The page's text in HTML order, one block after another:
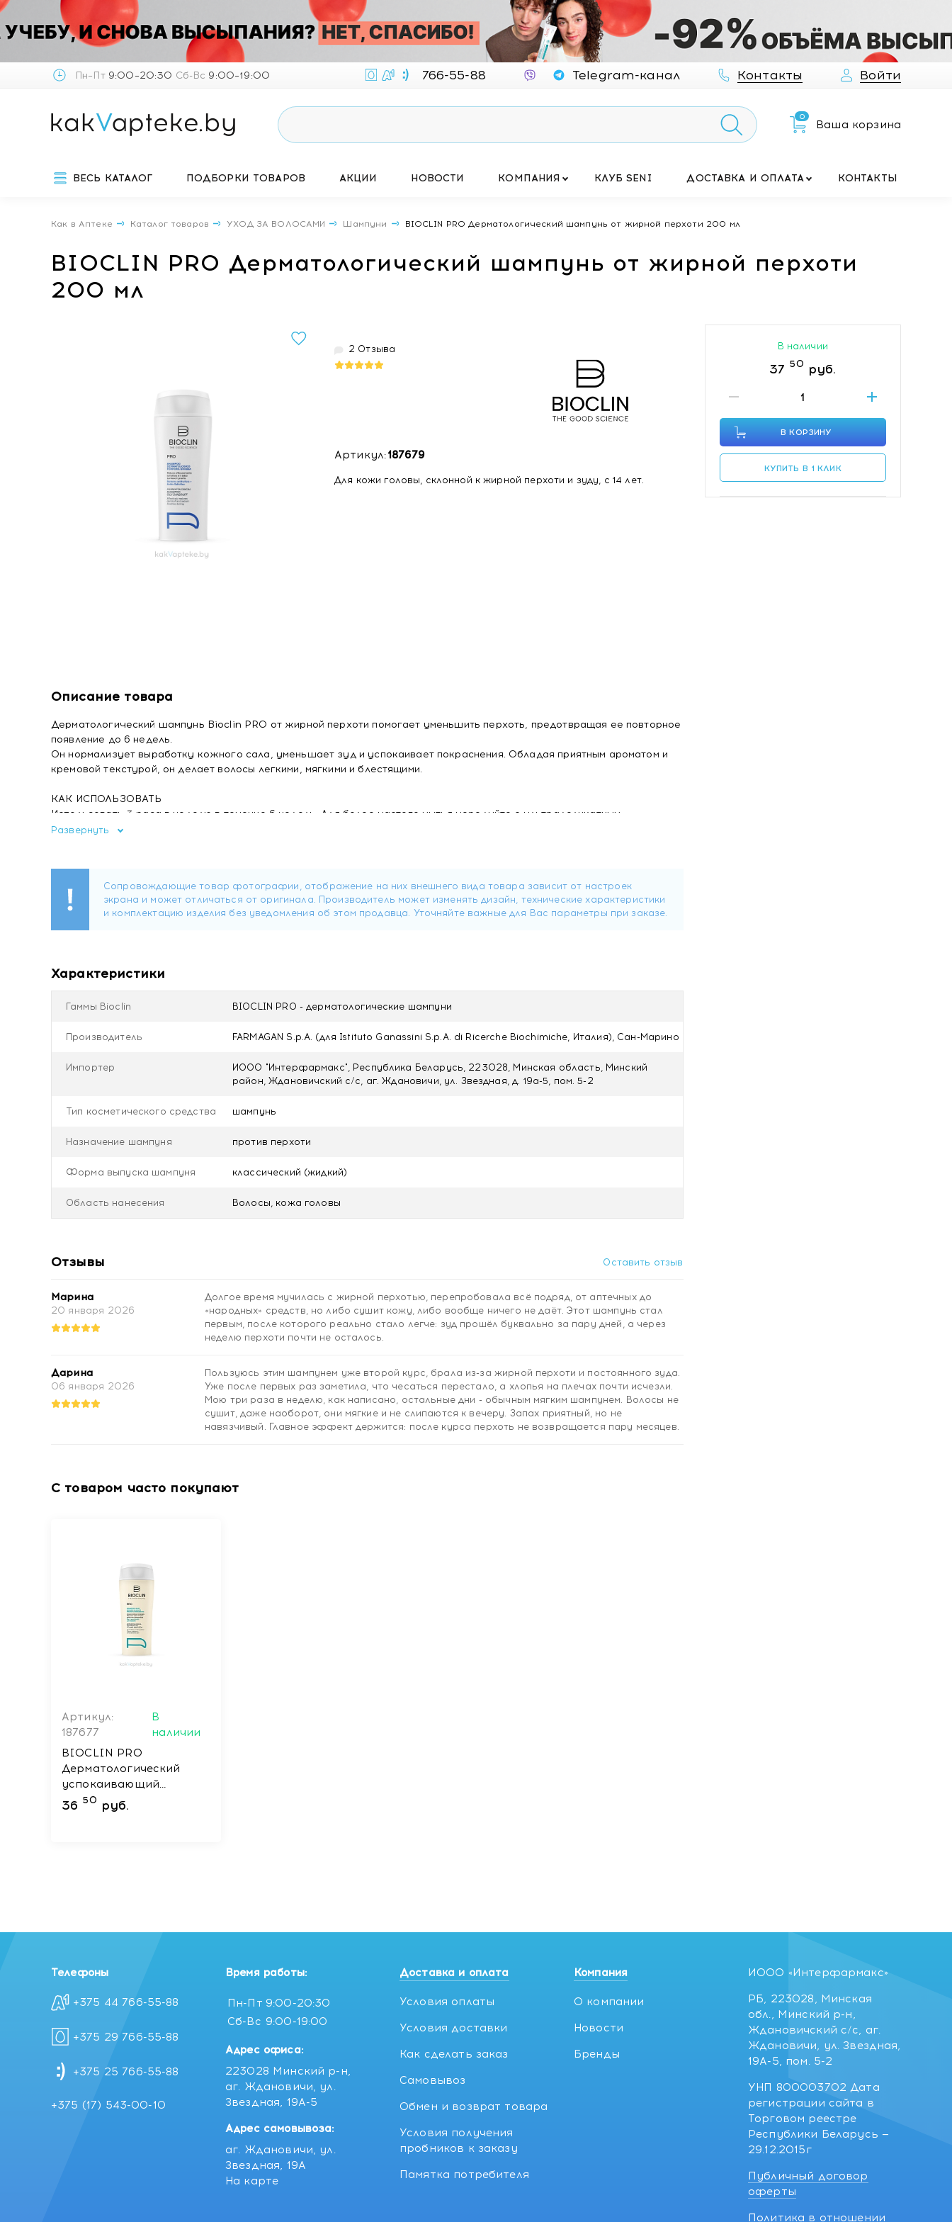
Пн–Пт9:00–20:30 Сб-Вс 9:00–19:00 766-55-88 Telegram-канал Контакты Войти
0
Ваша корзина
ВЕСЬ КАТАЛОГ ПОДБОРКИ ТОВАРОВ АКЦИИ НОВОСТИ КОМПАНИЯ КЛУБ SENI ДОСТАВКА И ОПЛАТА КОНТАКТЫ
Как в Аптеке Каталог товаров УХОД ЗА ВОЛОСАМИ Шампуни BIOCLIN PRO Дерматологический шампунь от жирной перхоти 200 мл
BIOCLIN PRO Дерматологический шампунь от жирной перхоти
200 мл
2 Отзыва
Артикул:187679
Для кожи головы, склонной к жирной перхоти и зуду, с 14 лет.
Описание товара
Дерматологический шампунь Bioclin PRO от жирной перхоти помогает уменьшить перхоть, предотвращая ее повторное
появление до 6 недель.
Он нормализует выработку кожного сала, уменьшает зуд и успокаивает покраснения. Обладая приятным ароматом и
кремовой текстурой, он делает волосы легкими, мягкими и блестящими.
КАК ИСПОЛЬЗОВАТЬ
Использовать 3 раза в неделю в течение 6 недель. Для более частого мытья чередуйте с ультраделикатным
смягчающим дерматологическим шампунем.
Успокаиваетзуд ипокраснение
Регулирует выработкукожного сала
ПИРОКТОН ОЛАМИН+ПРОПАНДИОЛ КАПРИЛАТ — Помогает контролировать роста Malassezia
ИЗОМЕРАТ САХАРИДА — Успокаивает и уменьшает выроботку кожного сала
Прошел клинические и дерматологические испытания
Развернуть
Характеристики
Гаммы Bioclin BIOCLIN PRO - дерматологические шампуни
Производитель FARMAGAN S.p.A. (для Istituto Ganassini S.p.A. di Ricerche Biochimiche, Италия), Сан-Марино
Импортер
ИООО "Интерфармакс", Республика Беларусь, 223028, Минская область, Минский
район, Ждановичский с/с, аг. Ждановичи, ул. Звездная, д. 19а-5, пом. 5-2
Тип косметического средства шампунь
Назначение шампуня против перхоти
Форма выпуска шампуня классический (жидкий)
Область нанесения Волосы, кожа головы
Отзывы Оставить отзыв
Марина
20 января 2026
Долгое время мучилась с жирной перхотью, перепробовала всё подряд, от аптечных до
«народных» средств, но либо сушит кожу, либо вообще ничего не даёт. Этот шампунь стал
первым, после которого реально стало легче: зуд прошёл буквально за пару дней, а через
неделю перхоти почти не осталось.
Дарина
06 января 2026
Пользуюсь этим шампунем уже второй курс, брала из-за жирной перхоти и постоянного зуда.
Уже после первых раз заметила, что чесаться перестало, а хлопья на плечах почти исчезли.
Мою три раза в неделю, как написано, остальные дни - обычным мягким шампунем. Волосы не
сушит, даже наоборот, они мягкие и не слипаются к вечеру. Запах приятный, но не
навязчивый. Главное эффект держится: после курса перхоть не возвращается пару месяцев.
С товаром часто покупают
Артикул:
187677
В
наличии
BIOCLIN PRO
Дерматологический
успокаивающий
шампунь-масло 200 мл
36 50 руб.
В наличии
37 50 руб.
В КОРЗИНУ
КУПИТЬ В 1 КЛИК
Телефоны
+375 44 766-55-88
+375 29 766-55-88
+375 25 766-55-88
+375 (17) 543-00-10
Время работы:
Пн-Пт 9:00-20:30
Сб-Вс 9:00-19:00
Адрес офиса:
223028 Минский р-н,
аг. Ждановичи, ул.
Звездная, 19А-5
Адрес самовывоза:
аг. Ждановичи, ул.
Звездная, 19А
На карте
Доставка и оплата
Условия оплаты
Условия доставки
Как сделать заказ
Самовывоз
Обмен и возврат товара
Условия получения
пробников к заказу
Памятка потребителя
Компания
О компании
Новости
Бренды
ИООО «Интерфармакс»
РБ, 223028, Минская
обл., Минский р-н,
Ждановичский с/с, аг.
Ждановичи, ул. Звездная,
19А-5, пом. 5-2
УНП 800003702 Дата
регистрации сайта в
Торговом реестре
Республики Беларусь —
29.12.2015г
Публичный договор
оферты
Политика в отношении